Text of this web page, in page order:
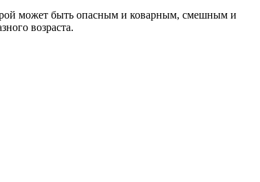
может быть опасным и коварным, смешным и
возраста.